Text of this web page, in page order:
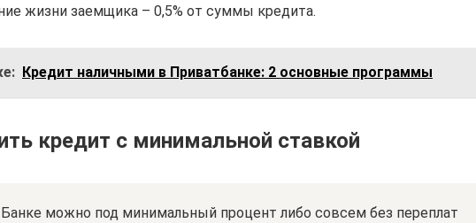
жизни заемщика – 0,5% от суммы кредита.
Кредит наличными в Приватбанке: 2 основные программы
кредит с минимальной ставкой
можно под минимальный процент либо совсем без переплат